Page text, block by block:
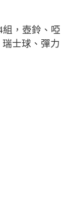
，壺鈴、啞
士球、彈力